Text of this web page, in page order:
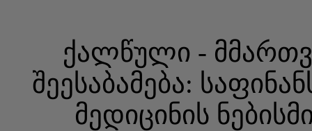
ქალწული -
შეესაბამება:
მედიცინის